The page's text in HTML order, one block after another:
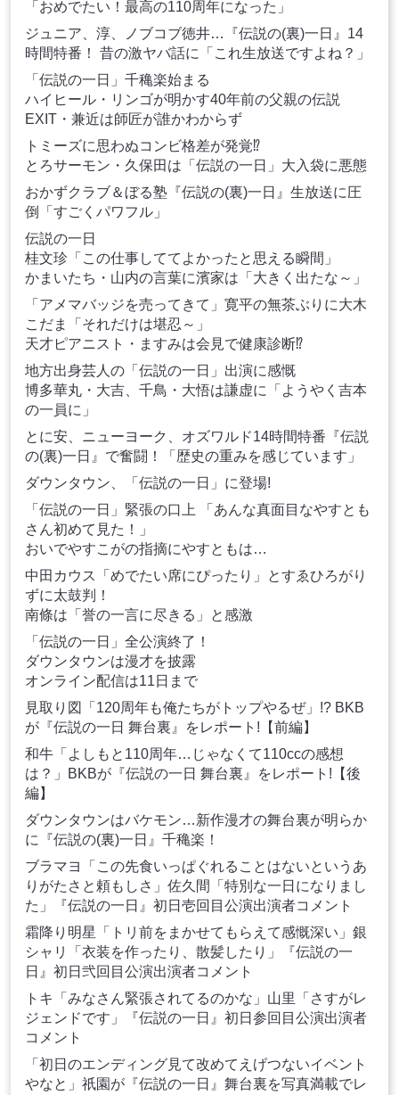
「おめでたい！最高の110周年になった」
ジュニア、淳、ノブコブ徳井…『伝説の(裏)一日』14
時間特番！ 昔の激ヤバ話に「これ生放送ですよね？」
「伝説の一日」千穐楽始まる
ハイヒール・リンゴが明かす40年前の父親の伝説
EXIT・兼近は師匠が誰かわからず
トミーズに思わぬコンビ格差が発覚⁉
とろサーモン・久保田は「伝説の一日」大入袋に悪態
おかずクラブ＆ぼる塾『伝説の(裏)一日』生放送に圧
倒「すごくパワフル」
伝説の一日
桂文珍「この仕事しててよかったと思える瞬間」
かまいたち・山内の言葉に濱家は「大きく出たな～」
「アメマバッジを売ってきて」寛平の無茶ぶりに大木
こだま「それだけは堪忍～」
天才ピアニスト・ますみは会見で健康診断⁉
地方出身芸人の「伝説の一日」出演に感慨
博多華丸・大吉、千鳥・大悟は謙虚に「ようやく吉本
の一員に」
とに安、ニューヨーク、オズワルド14時間特番『伝説
の(裏)一日』で奮闘！「歴史の重みを感じています」
ダウンタウン、「伝説の一日」に登場!
「伝説の一日」緊張の口上 「あんな真面目なやすとも
さん初めて見た！」
おいでやすこがの指摘にやすともは…
中田カウス「めでたい席にぴったり」とすゑひろがり
ずに太鼓判！
南條は「誉の一言に尽きる」と感激
「伝説の一日」全公演終了！
ダウンタウンは漫才を披露
オンライン配信は11日まで
見取り図「120周年も俺たちがトップやるぜ」!? BKB
が『伝説の一日 舞台裏』をレポート!【前編】
和牛「よしもと110周年…じゃなくて110ccの感想
は？」BKBが『伝説の一日 舞台裏』をレポート!【後
編】
ダウンタウンはバケモン…新作漫才の舞台裏が明らか
に『伝説の(裏)一日』千穐楽！
ブラマヨ「この先食いっぱぐれることはないというあ
りがたさと頼もしさ」佐久間「特別な一日になりまし
た」『伝説の一日』初日壱回目公演出演者コメント
霜降り明星「トリ前をまかせてもらえて感慨深い」銀
シャリ「衣装を作ったり、散髪したり」『伝説の一
日』初日弐回目公演出演者コメント
トキ「みなさん緊張されてるのかな」山里「さすがレ
ジェンドです」『伝説の一日』初日参回目公演出演者
コメント
「初日のエンディング見て改めてえげつないイベント
やなと」祇園が『伝説の一日』舞台裏を写真満載でレ